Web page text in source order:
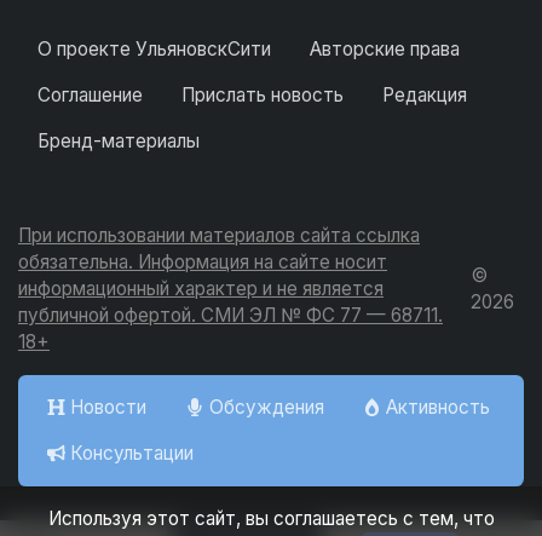
О проекте УльяновскСити
Авторские права
Соглашение
Прислать новость
Редакция
Бренд-материалы
При использовании материалов сайта ссылка
обязательна. Информация на сайте носит
информационный характер и не является
публичной офертой. СМИ ЭЛ № ФС 77 — 68711.
18+
©
2026
Новости Обсуждения
Активность
Консультации
Используя этот сайт, вы соглашаетесь с тем, что